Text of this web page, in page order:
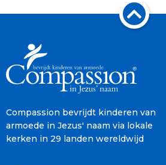
Compassion bevrijdt kinderen van
armoede in Jezus' naam via lokale
kerken in 29 landen wereldwijd